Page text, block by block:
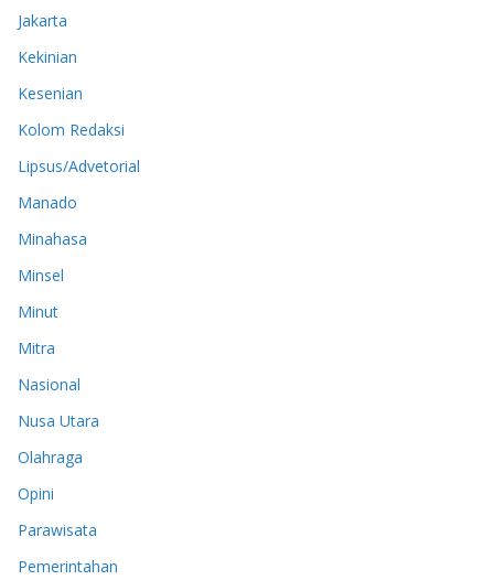
Jakarta
Kekinian
Kesenian
Kolom Redaksi
Lipsus/Advetorial
Manado
Minahasa
Minsel
Minut
Mitra
Nasional
Nusa Utara
Olahraga
Opini
Parawisata
Pemerintahan